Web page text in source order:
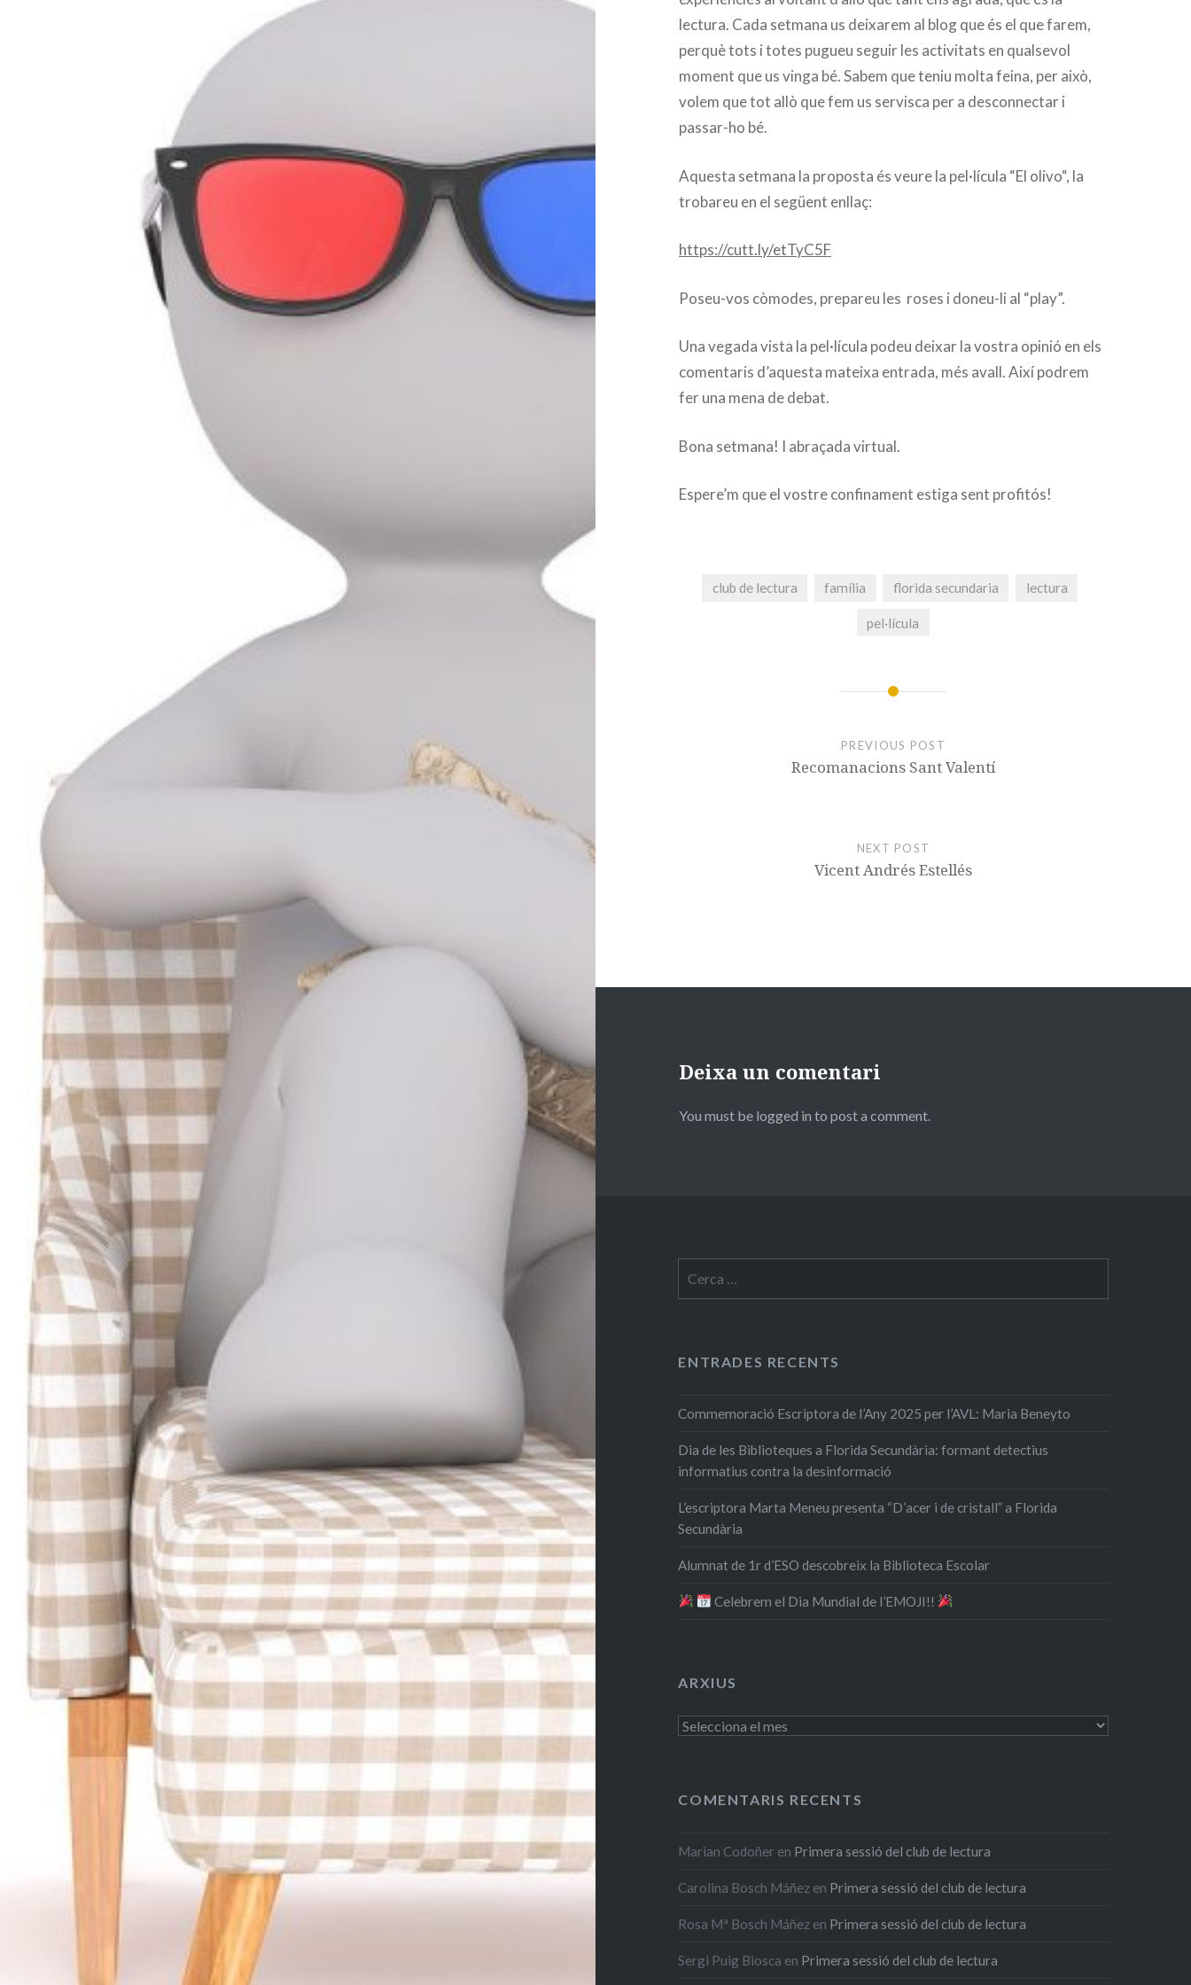
lectura. Cada setmana us deixarem al blog que és el que farem,
perquè tots i totes pugueu seguir les activitats en qualsevol
moment que us vinga bé. Sabem que teniu molta feina, per això,
volem que tot allò que fem us servisca per a desconnectar i
passar-ho bé.
Aquesta setmana la proposta és veure la pel·lícula “El olivo“, la
trobareu en el següent enllaç:
https://cutt.ly/etTyC5F
Poseu-vos còmodes, prepareu les roses i doneu-li al “play”.
Una vegada vista la pel·lícula podeu deixar la vostra opinió en els
comentaris d’aquesta mateixa entrada, més avall. Així podrem
fer una mena de debat.
Bona setmana! I abraçada virtual.
Espere’m que el vostre confinament estiga sent profitós!
club de lectura família florida secundaria lectura
pel·lícula
PREVIOUS POST
Recomanacions Sant Valentí
NEXT POST
Vicent Andrés Estellés
Deixa un comentari
You must be logged in to post a comment.
ENTRADES RECENTS
Commemoració Escriptora de l’Any 2025 per l’AVL: Maria Beneyto
Dia de les Biblioteques a Florida Secundària: formant detectius
informatius contra la desinformació
L’escriptora Marta Meneu presenta “D’acer i de cristall” a Florida
Secundària
Alumnat de 1r d’ESO descobreix la Biblioteca Escolar
​ Celebrem el Dia Mundial de l’EMOJI!!
ARXIUS
Arxius
COMENTARIS RECENTS
Marian Codoñer en Primera sessió del club de lectura
Carolina Bosch Máñez en Primera sessió del club de lectura
Rosa Mª Bosch Máñez en Primera sessió del club de lectura
Sergi Puig Biosca en Primera sessió del club de lectura